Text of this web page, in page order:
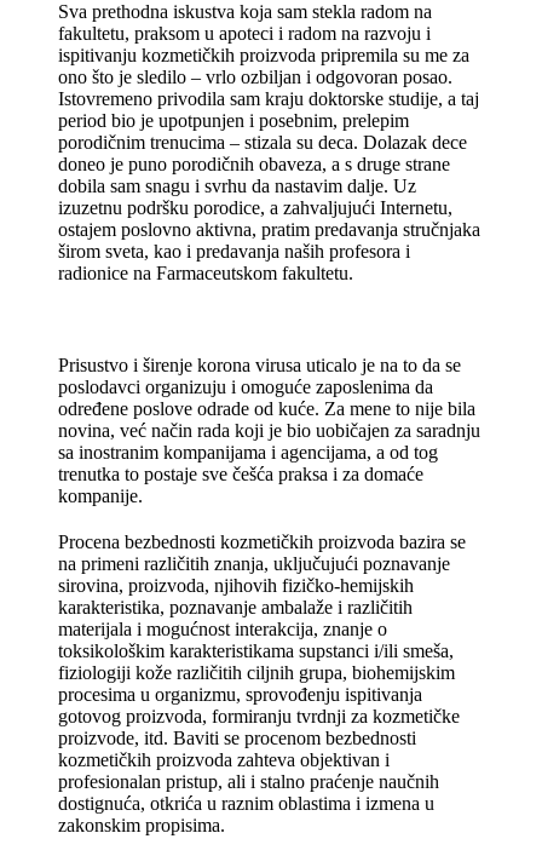
Sva prethodna iskustva koja sam stekla radom na
fakultetu, praksom u apoteci i radom na razvoju i
ispitivanju kozmetičkih proizvoda pripremila su me za
ono što je sledilo – vrlo ozbiljan i odgovoran posao.
Istovremeno privodila sam kraju doktorske studije, a taj
period bio je upotpunjen i posebnim, prelepim
porodičnim trenucima – stizala su deca. Dolazak dece
doneo je puno porodičnih obaveza, a s druge strane
dobila sam snagu i svrhu da nastavim dalje. Uz
izuzetnu podršku porodice, a zahvaljujući Internetu,
ostajem poslovno aktivna, pratim predavanja stručnjaka
širom sveta, kao i predavanja naših profesora i
radionice na Farmaceutskom fakultetu.
Prisustvo i širenje korona virusa uticalo je na to da se
poslodavci organizuju i omoguće zaposlenima da
određene poslove odrade od kuće. Za mene to nije bila
novina, već način rada koji je bio uobičajen za saradnju
sa inostranim kompanijama i agencijama, a od tog
trenutka to postaje sve češća praksa i za domaće
kompanije.
Procena bezbednosti kozmetičkih proizvoda bazira se
na primeni različitih znanja, uključujući poznavanje
sirovina, proizvoda, njihovih fizičko-hemijskih
karakteristika, poznavanje ambalaže i različitih
materijala i mogućnost interakcija, znanje o
toksikološkim karakteristikama supstanci i/ili smeša,
fiziologiji kože različitih ciljnih grupa, biohemijskim
procesima u organizmu, sprovođenju ispitivanja
gotovog proizvoda, formiranju tvrdnji za kozmetičke
proizvode, itd. Baviti se procenom bezbednosti
kozmetičkih proizvoda zahteva objektivan i
profesionalan pristup, ali i stalno praćenje naučnih
dostignuća, otkrića u raznim oblastima i izmena u
zakonskim propisima.